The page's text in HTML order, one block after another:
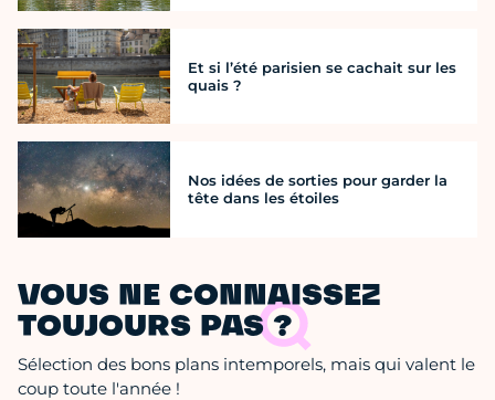
Et si l’été parisien se cachait sur les
quais ?
Nos idées de sorties pour garder la
tête dans les étoiles
VOUS NE CONNAISSEZ
TOUJOURS PAS ?
Sélection des bons plans intemporels, mais qui valent le
coup toute l'année !